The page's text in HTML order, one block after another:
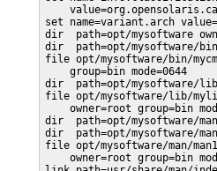
set name=variant.arch
dir  path=opt/mysoftware
dir  path=opt/mysoftware/bin
file opt/mysoftware/bin/
    group=bin mode=0644
dir  path=opt/mysoftware/lib
file opt/mysoftware/lib/
owner=root group=bin
dir  path=opt/mysoftware/
dir  path=opt/mysoftware/
file opt/mysoftware/man/
owner=root group=bin